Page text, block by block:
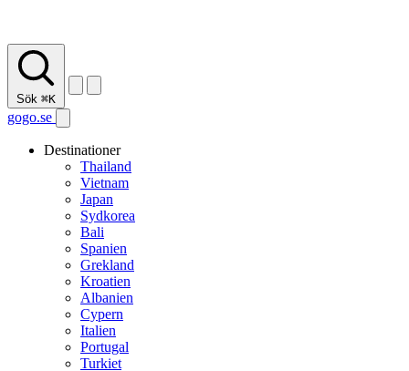
Sök ⌘K
gogo.se
Destinationer
Thailand
Vietnam
Japan
Sydkorea
Bali
Spanien
Grekland
Kroatien
Albanien
Cypern
Italien
Portugal
Turkiet